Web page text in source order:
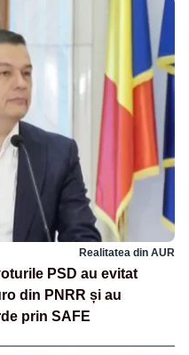
Realitatea din AUR
PSD au evitat
din PNRR și au
prin SAFE